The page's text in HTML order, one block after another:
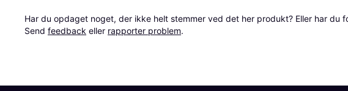
Har du opdaget noget, der ikke helt stemmer ved det her produkt? Eller har du
Send feedback eller rapporter problem.